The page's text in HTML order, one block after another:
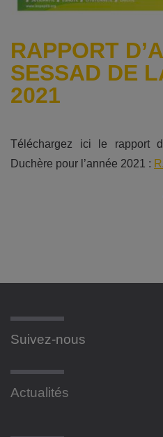
RAPPORT
SESSAD DE
2021
Téléchargez ici le rapport
Duchère pour l’année 2021 :
Suivez-nous
Actualités